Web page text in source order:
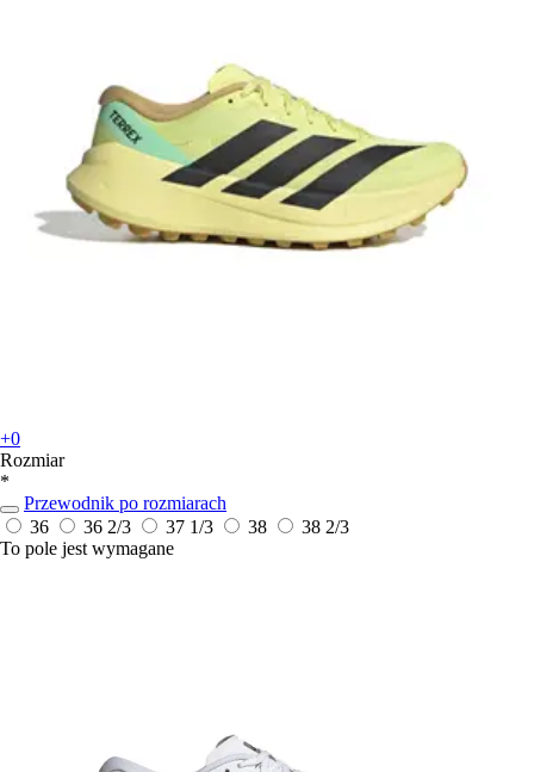
+0
Rozmiar
*
Przewodnik po rozmiarach
36
36 2/3 37 1/3 38
38 2/3
To pole jest wymagane